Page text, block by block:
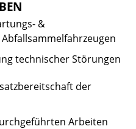
&
technischer Störungen
der
Arbeiten